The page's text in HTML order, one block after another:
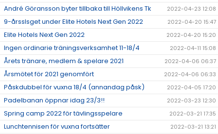
André Göransson byter tillbaka till Höllvikens Tk 2022-04-23 12:08
9-årsslsget under Elite Hotels Next Gen 2022 2022-04-20 15:47
Elite Hotels Next Gen 2022 2022-04-20 15:20
Ingen ordinarie träningsverksamhet 11-18/4 2022-04-11 15:08
Årets tränare, medlem & spelare 2021 2022-04-06 06:37
Årsmötet för 2021 genomfört 2022-04-06 06:33
Påskdubbel för vuxna 18/4 (annandag påsk) 2022-04-05 17:20
Padelbanan öppnar idag 23/3!! 2022-03-23 12:30
Spring camp 2022 för tävlingsspelare 2022-03-21 17:35
Lunchtennisen för vuxna fortsätter 2022-03-21 13:21